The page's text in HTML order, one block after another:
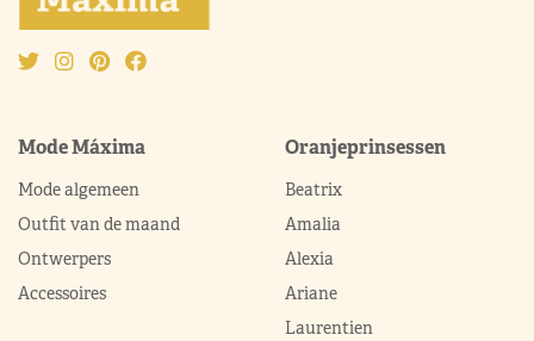
Mode Máxima
Mode algemeen
Outfit van de maand
Ontwerpers
Accessoires
Oranjeprinsessen
Beatrix
Amalia
Alexia
Ariane
Laurentien